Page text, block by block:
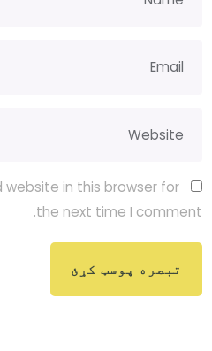
website in this browser for
the next time I comment.